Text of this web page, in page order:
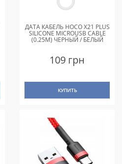
ДАТА КАБЕЛЬ HOCO X21 PLUS
SILICONE MICROUSB CABLE
(0.25M) ЧЕРНЫЙ / БЕЛЫЙ
109 грн
КУПИТЬ